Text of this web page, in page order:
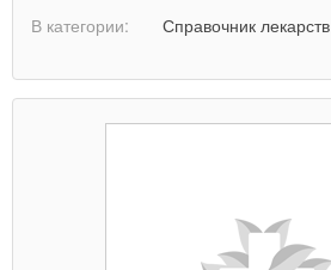
В категории:
Справочник лекарств